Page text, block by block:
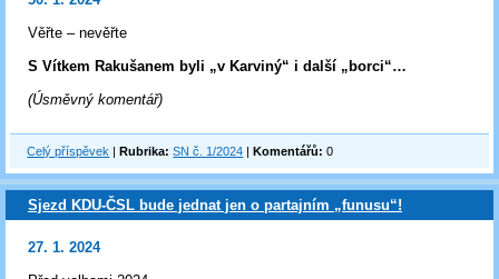
Věřte – nevěřte
S Vítkem Rakušanem byli „v Karviný“ i další „borci“…
(Úsměvný komentář)
Celý příspěvek |Rubrika: SN č. 1/2024 |Komentářů: 0
Sjezd KDU-ČSL bude jednat jen o partajním „funusu“!
27. 1. 2024